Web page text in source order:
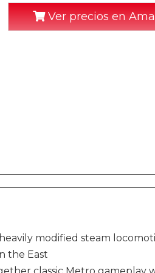
Ver precios en
modified steam
the East